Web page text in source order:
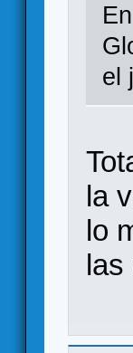
el
la
lo
las